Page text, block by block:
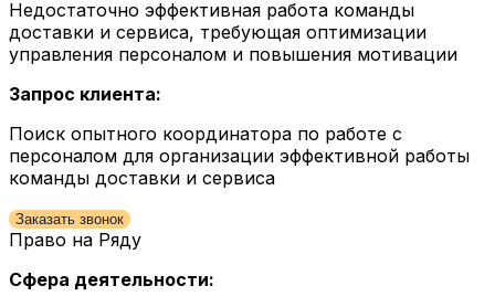
Недостаточно эффективная работа команды
доставки и сервиса, требующая оптимизации
управления персоналом и повышения мотивации
Запрос клиента:
Поиск опытного координатора по работе с
персоналом для организации эффективной работы
команды доставки и сервиса
Заказать звонок
Право на Ряду
Сфера деятельности: